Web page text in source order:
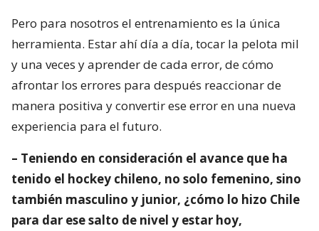
Pero para nosotros el entrenamiento es la única
herramienta. Estar ahí día a día, tocar la pelota mil
y una veces y aprender de cada error, de cómo
afrontar los errores para después reaccionar de
manera positiva y convertir ese error en una nueva
experiencia para el futuro.
– Teniendo en consideración el avance que ha
tenido el hockey chileno, no solo femenino, sino
también masculino y junior, ¿cómo lo hizo Chile
para dar ese salto de nivel y estar hoy,